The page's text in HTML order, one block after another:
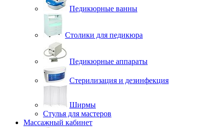
Педикюрные ванны
Столики для педикюра
Педикюрные аппараты
Стерилизация и дезинфекция
Ширмы
Стулья для мастеров
Массажный кабинет